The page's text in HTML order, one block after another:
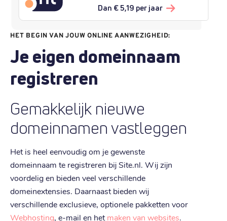
HET BEGIN VAN JOUW ONLINE AANWEZIGHEID:
Je eigen domeinnaam
registreren
Gemakkelijk nieuwe
domeinnamen vastleggen
Het is heel eenvoudig om je gewenste
domeinnaam te registreren bij Site.nl. Wij zijn
voordelig en bieden veel verschillende
domeinextensies. Daarnaast bieden wij
verschillende exclusieve, optionele pakketten voor
Webhosting, e-mail en hetmaken van websites.
Dan € 5,19 per jaar